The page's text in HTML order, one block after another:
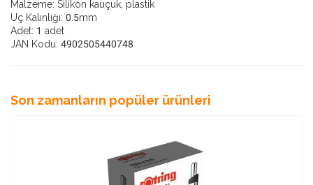
Malzeme: Silikon kauçuk, plastik
Uç Kalınlığı: 0.5mm
Adet: 1 adet
JAN Kodu: 4902505440748
Son zamanların popüler ürünleri